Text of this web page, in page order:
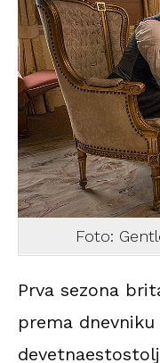
Foto:
Prva sezona
prema dnevniku